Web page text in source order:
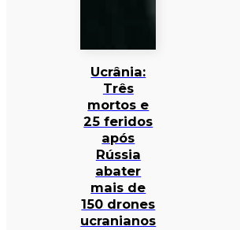
Ucrânia:
Três
mortos e
25 feridos
após
Rússia
abater
mais de
150 drones
ucranianos